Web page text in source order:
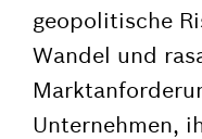
geopolitische
Wandel und
Unternehmen,